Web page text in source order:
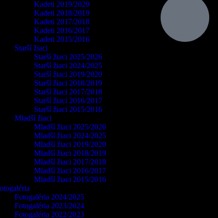
Kadeti 2019/2020
Kadeti 2018/2019
Kadeti 2017/2018
Kadeti 2016/2017
Kadeti 2015/2016
Starší žiaci
Starší žiaci 2025/2026
Starší žiaci 2024/2025
Starší žiaci 2019/2020
Starší žiaci 2018/2019
Starší žiaci 2017/2018
Starší žiaci 2016/2017
Starší žiaci 2015/2016
Mladší žiaci
Mladší žiaci 2025/2026
Mladší žiaci 2024/2025
Mladší žiaci 2019/2020
Mladší žiaci 2018/2019
Mladší žiaci 2017/2018
Mladší žiaci 2016/2017
Mladší žiaci 2015/2016
Fotogaléria 2024/2025
Fotogaléria 2023/2024
Fotogaléria 2022/2023